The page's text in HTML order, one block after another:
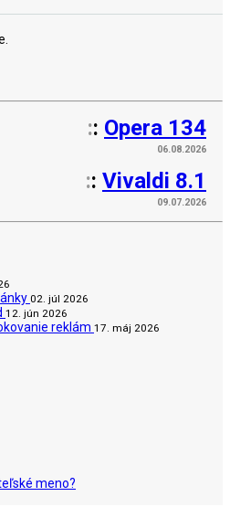
:: Opera 134
06.08.2026
:: Vivaldi 8.1
09.07.2026
02. júl 2026
12. jún 2026
reklám 17. máj 2026
meno?